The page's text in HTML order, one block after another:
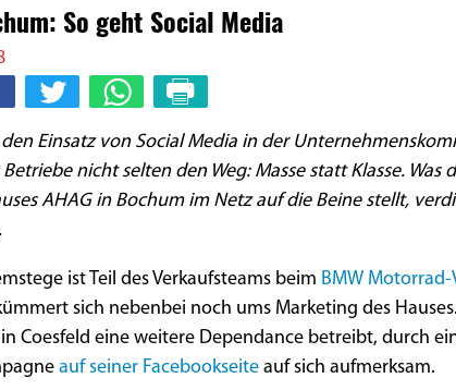
So geht Social Media
den Einsatz von Social Media in der
nicht selten den Weg: Masse statt Klasse.
AHAG in Bochum im Netz auf die Beine stellt,
ist Teil des Verkaufsteams beim BMW
sich nebenbei noch ums Marketing des
Coesfeld eine weitere Dependance betreibt, durch
auf seiner Facebookseiteauf sich aufmerksam.